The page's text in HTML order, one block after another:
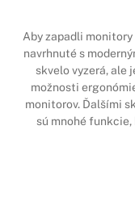
Aby zapadli monitory
navrhnuté s
skvelo vyzerá, ale
možnosti
monitorov. Ďalšími
sú mnohé funkcie,